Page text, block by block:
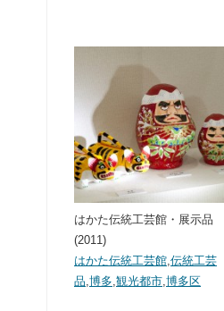
はかた伝統工芸館・展示品
(2011)
はかた伝統工芸館 伝統工芸
品 博多 観光都市 博多区